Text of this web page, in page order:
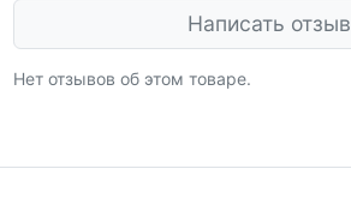
Написать отзыв
Нет отзывов об этом товаре.